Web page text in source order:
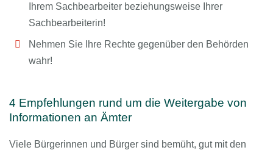
Ihrem Sachbearbeiter beziehungsweise Ihrer
Sachbearbeiterin!
Nehmen Sie Ihre Rechte gegenüber den Behörden
wahr!
4 Empfehlungen rund um die Weitergabe von
Informationen an Ämter
Viele Bürgerinnen und Bürger sind bemüht, gut mit den